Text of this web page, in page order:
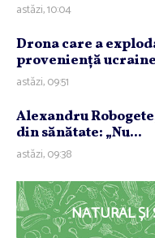
astăzi, 10:04
Drona care a
provenienţă
astăzi, 09:51
Alexandru
din sănătate: „Nu...
astăzi, 09:38
NATURAL ȘI